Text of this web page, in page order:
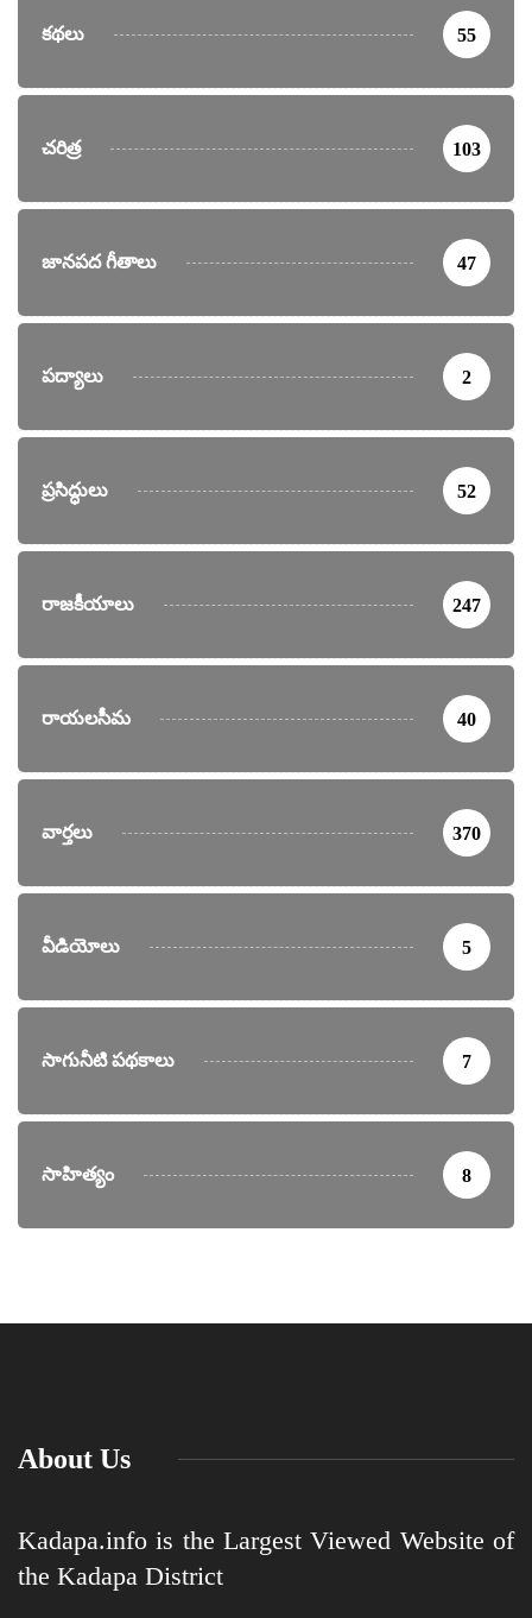
కథలు 55
చరిత్ర 103
జానపద గీతాలు 47
పద్యాలు 2
ప్రసిద్ధులు 52
రాజకీయాలు 247
రాయలసీమ 40
వార్తలు 370
వీడియోలు 5
సాగునీటి పథకాలు 7
సాహిత్యం 8
About Us
Kadapa.info is the Largest Viewed Website of
the Kadapa District